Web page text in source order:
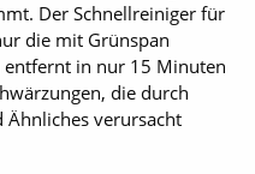
Der Schnellreiniger für
die mit Grünspan
entfernt in nur 15 Minuten
die durch
Ähnliches verursacht